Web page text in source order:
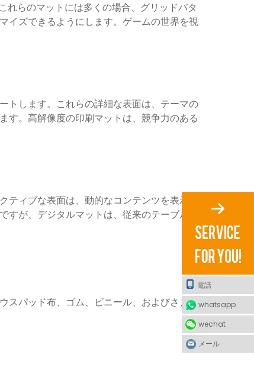
らのマットには多くの場合、グリッドパタ
イズできるようにします。ゲームの世界を視
トします。これらの詳細な表面は、テーマの
す。高解像度の印刷マットは、競争力のある
ィブな表面は、動的なコンテンツを表示
が、デジタルマットは、従来のテーブルト
スパッド布、ゴム、ビニール、およびさまざ
電話
whatsapp
wechat
メール